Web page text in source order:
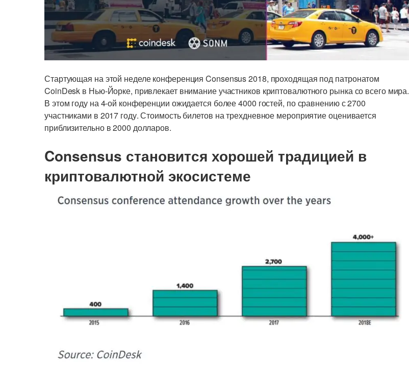
Стартующая на этой неделе конференция Consensus 2018, проходящая под патронатом
CoinDesk в Нью-Йорке, привлекает внимание участников криптовалютного рынка со всего мира.
В этом году на 4-ой конференции ожидается более 4000 гостей, по сравнению с 2700
участниками в 2017 году. Стоимость билетов на трехдневное мероприятие оценивается
приблизительно в 2000 долларов.
Consensus становится хорошей традицией в
криптовалютной экосистеме